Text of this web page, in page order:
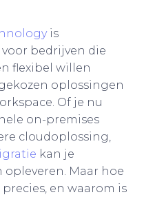
is
bedrijven die
flexibel willen
oplossingen
Of je nu
on-premises
cloudoplossing,
kan je
Maar hoe
en waarom is